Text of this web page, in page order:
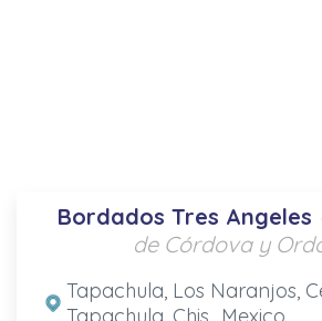
Bordados Tres Angeles
de Córdova y
Tapachula, Los Naranjos,
Tapachula, Chis., Mexico